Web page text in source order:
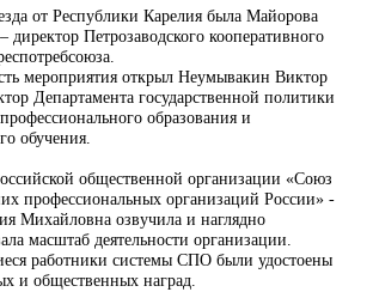
от Республики Карелия была Майорова
директор Петрозаводского кооперативного
мероприятия открыл Неумывакин Виктор
Департамента государственной политики
образования и
обучения.
общественной организации «Союз
профессиональных организаций России» -
Михайловна озвучила и наглядно
масштаб деятельности организации.
работники системы СПО были удостоены
и общественных наград.